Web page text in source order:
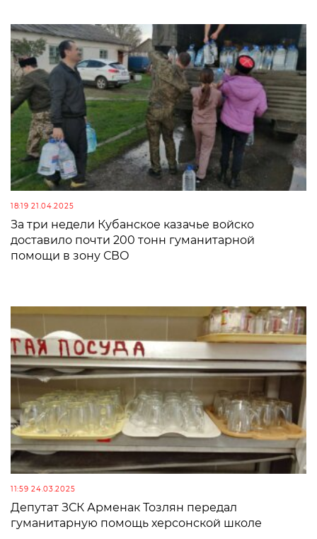
18:19 21.04.2025
За три недели Кубанское казачье войско
доставило почти 200 тонн гуманитарной
помощи в зону СВО
11:59 24.03.2025
Депутат ЗСК Арменак Тозлян передал
гуманитарную помощь херсонской школе